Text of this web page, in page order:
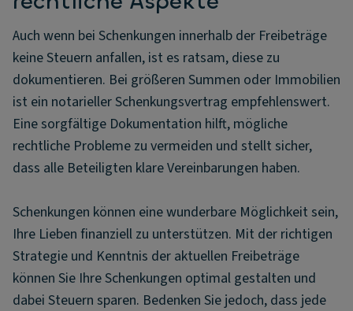
Auch wenn bei Schenkungen innerhalb der Freibeträge
keine Steuern anfallen, ist es ratsam, diese zu
dokumentieren. Bei größeren Summen oder Immobilien
ist ein notarieller Schenkungsvertrag empfehlenswert.
Eine sorgfältige Dokumentation hilft, mögliche
rechtliche Probleme zu vermeiden und stellt sicher,
dass alle Beteiligten klare Vereinbarungen haben.
Schenkungen können eine wunderbare Möglichkeit sein,
Ihre Lieben finanziell zu unterstützen. Mit der richtigen
Strategie und Kenntnis der aktuellen Freibeträge
können Sie Ihre Schenkungen optimal gestalten und
dabei Steuern sparen. Bedenken Sie jedoch, dass jede